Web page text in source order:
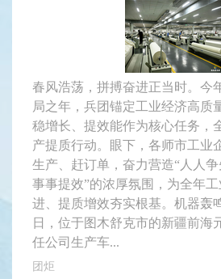
春风浩荡，拼搏奋进正当时。今
局之年，兵团锚定工业经济高质
稳增长、提效能作为核心任务，
产提质行动。眼下，各师市工业
生产、赶订单，奋力营造“人人争
事事提效”的浓厚氛围，为全年
进、提质增效夯实根基。机器轰
日，位于图木舒克市的新疆前海
任公司生产车...
团炬